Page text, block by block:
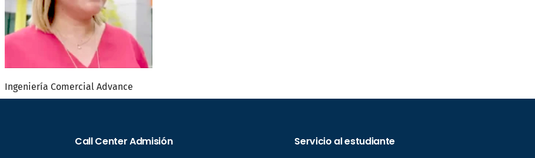
Ingeniería Comercial Advance